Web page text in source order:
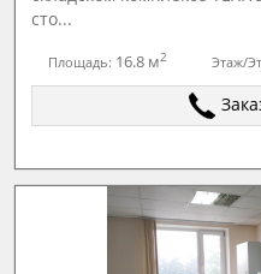
сто...
Площадь: 16.8 м2 Этаж/